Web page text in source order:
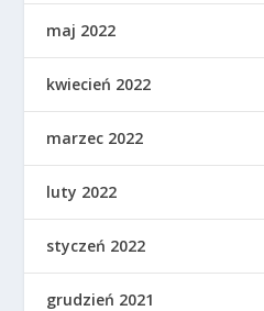
maj 2022
kwiecień 2022
marzec 2022
luty 2022
styczeń 2022
grudzień 2021